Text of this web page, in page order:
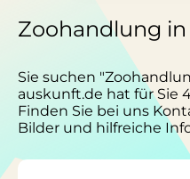
Zoohandlung
Sie suchen
auskunft.de hat für Sie
Finden Sie bei uns
Bilder und hilfreiche